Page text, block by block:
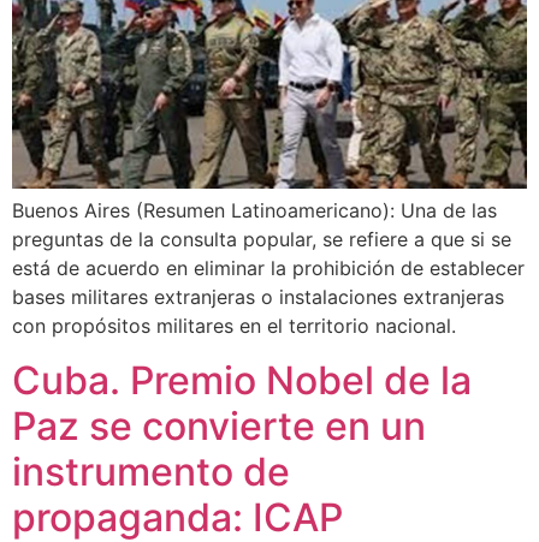
Buenos Aires (Resumen Latinoamericano): Una de las
preguntas de la consulta popular, se refiere a que si se
está de acuerdo en eliminar la prohibición de establecer
bases militares extranjeras o instalaciones extranjeras
con propósitos militares en el territorio nacional.
Cuba. Premio Nobel de la
Paz se convierte en un
instrumento de
propaganda: ICAP